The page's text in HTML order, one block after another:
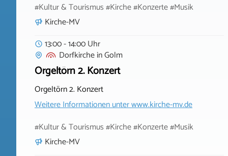
#Kultur & Tourismus #Kirche #Konzerte #Musik
Kirche-MV
13:00 - 14:00 Uhr
DorfkircheinGolm
Orgeltörn 2. Konzert
Orgeltörn 2. Konzert
Weitere Informationen unterwww.kirche-mv.de
#Kultur & Tourismus #Kirche #Konzerte #Musik
Kirche-MV